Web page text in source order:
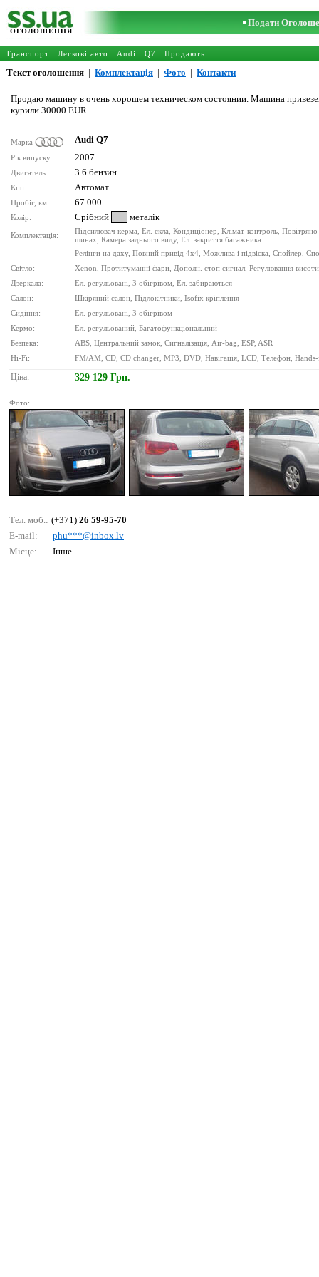
ОГОЛОШЕННЯ
Подати
Транспорт : Легкові авто : Audi : Q7 : Продають
Текст оголошення | Комплектація | Фото | Контакти
Продаю машину в очень хорошем техническом состоянии. Машина
курили 30000 EUR
Марка Audi Q7
Рік випуску: 2007
Двигатель: 3.6 бензин
Кпп: Автомат
Пробіг, км: 67 000
Колір: Срібний металік
Комплектація:
Підсилювач керма, Ел. скла, Кондиціонер, Клімат-контроль,
шинах, Камера заднього виду, Ел. закриття багажника
Релінги на даху, Повний привід 4x4, Можлива і підвіска, Спойлер,
Світло:
Xenon, Протитуманні фари, Дополн. стоп сигнал, Регулювання
Дзеркала:
Ел. регульовані, З обігрівом, Ел. забираються
Салон:
Шкіряний салон, Підлокітники, Isofix кріплення
Сидіння:
Ел. регульовані, З обігрівом
Кермо:
Ел. регульований, Багатофункціональний
Безпека:
ABS, Центральний замок, Сигналізація, Air-bag, ESP, ASR
Hi-Fi:
FM/AM, CD, CD changer, MP3, DVD, Навігація, LCD, Телефон,
Ціна: 329 129 Грн.
Фото:
Тел. моб.: (+371) 26 59-95-70
E-mail:
рhu***@inbох.lv
Місце:
Інше